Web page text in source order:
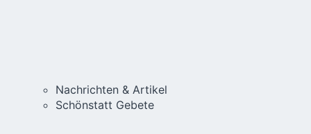
Nachrichten & Artikel
Schönstatt Gebete